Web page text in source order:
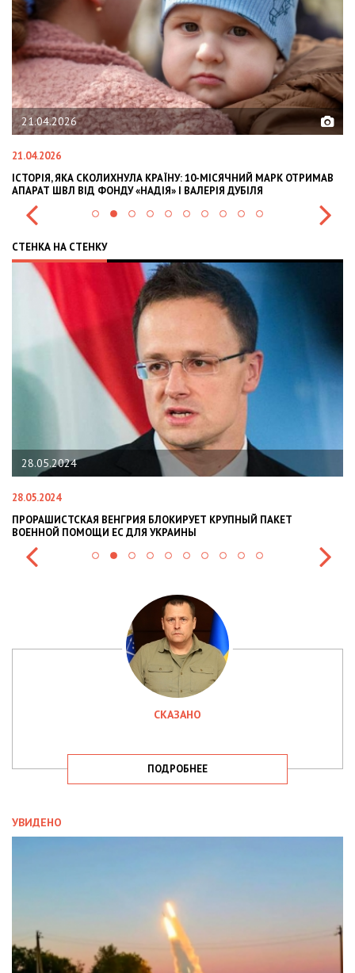
21.04.2026
21.04.2026
ІСТОРІЯ, ЯКА СКОЛИХНУЛА КРАЇНУ: 10-МІСЯЧНИЙ МАРК ОТРИМАВ
АПАРАТ ШВЛ ВІД ФОНДУ «НАДІЯ» І ВАЛЕРІЯ ДУБІЛЯ
СТЕНКА НА СТЕНКУ
28.05.2024
28.05.2024
ПРОРАШИСТСКАЯ ВЕНГРИЯ БЛОКИРУЕТ КРУПНЫЙ ПАКЕТ
ВОЕННОЙ ПОМОЩИ ЕС ДЛЯ УКРАИНЫ
СКАЗАНО
ПОДРОБНЕЕ
УВИДЕНО